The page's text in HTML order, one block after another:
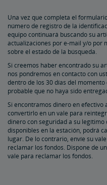
Lleve su Bicicleta
Preguntas Frecuentes Sobre
Una vez que completa el
número de registro de la
equipo continuará buscando su
actualizaciones por e-mail y/o por
sobre el estado de la búsqueda.
Si creemos haber encontrado su
nos pondremos en contacto con
dentro de los 30 días del
probable que no haya sido
Si encontramos dinero en efectivo
convertirlo en un vale para
dinero con seguridad a su legítimo
disponibles en la estación, podrá
lugar. De lo contrario, envíe su
reclamar los fondos. Dispone de
vale para reclamar los fondos.